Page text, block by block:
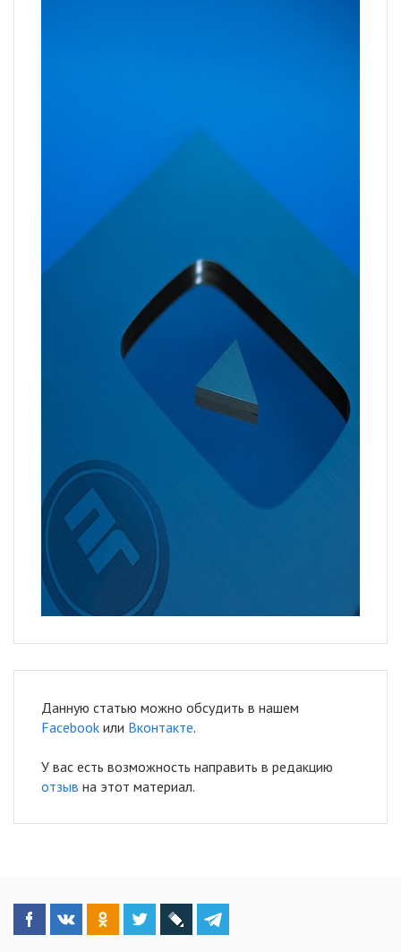
Данную статью можно обсудить в нашем
Facebook или Вконтакте.
У вас есть возможность направить в редакцию
отзыв на этот материал.